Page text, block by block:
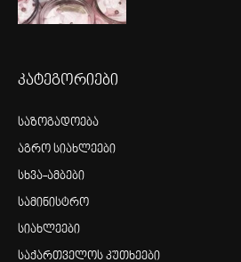
კატეგორიები
საზოგადოება
აგრო სიახლეები
სხვა-ამბები
სამინისტრო
სიახლეები
საქართველოს კუთხეები